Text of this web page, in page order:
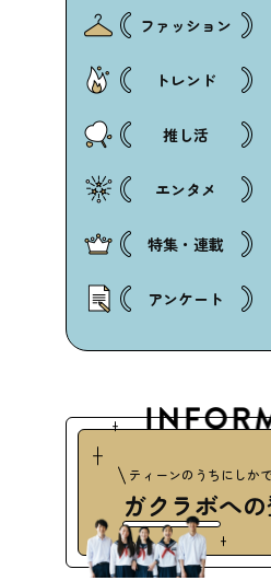
ファッション
トレンド
推し活
エンタメ
特集・連載
アンケート
ティーンのうちにしか
ガクラボへ